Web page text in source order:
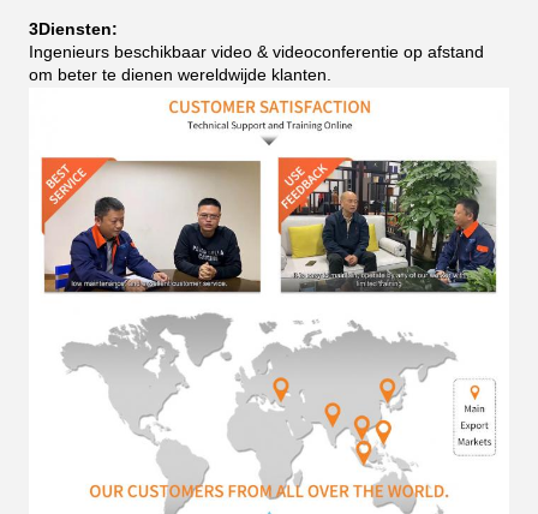
3Diensten:
Ingenieurs beschikbaar video & videoconferentie op afstand
om beter te dienen wereldwijde klanten.